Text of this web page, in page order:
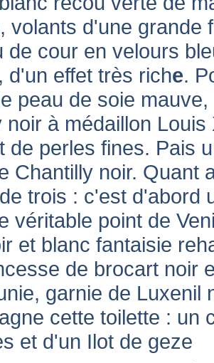
volants d'une grande
de cour en velours
d'un effet très riche.
peau de soie
noir à médaillon
de perles fines. Pais
Chantilly noir. Quant
trois : c'est d'abord
véritable point de
et blanc fantaisie
de brocart noir
garnie de Luxenil
cette toilette : un
et d'un Ilot de geze